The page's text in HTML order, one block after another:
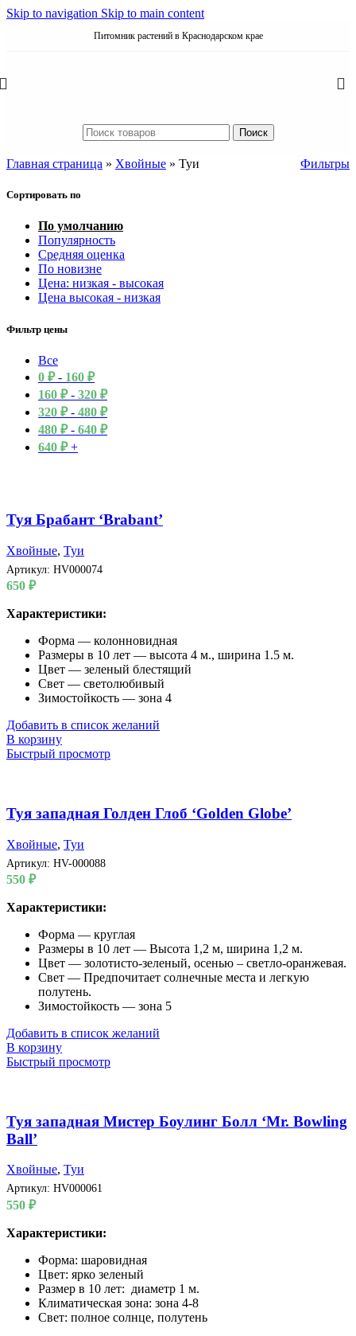
Skip to navigation Skip to main content
Питомник растений в Краснодарском крае
Поиск
Главная страница » Хвойные » Туи Фильтры
Сортировать по
По умолчанию
Популярность
Средняя оценка
По новизне
Цена: низкая - высокая
Цена высокая - низкая
Фильтр цены
Все
0 ₽- 160 ₽
160 ₽- 320 ₽
320 ₽- 480 ₽
480 ₽- 640 ₽
640 ₽+
Туя Брабант ‘Brabant’
Хвойные, Туи
Артикул: HV000074
650 ₽
Характеристики:
Форма — колонновидная
Размеры в 10 лет — высота 4 м., ширина 1.5 м.
Цвет — зеленый блестящий
Свет — светолюбивый
Зимостойкость — зона 4
Добавить в список желаний
В корзину
Быстрый просмотр
Туя западная Голден Глоб ‘Golden Globe’
Хвойные, Туи
Артикул: HV-000088
550 ₽
Характеристики:
Форма — круглая
Размеры в 10 лет — Высота 1,2 м, ширина 1,2 м.
Цвет — золотисто-зеленый, осенью – светло-оранжевая.
Свет — Предпочитает солнечные места и легкую
полутень.
Зимостойкость — зона 5
Добавить в список желаний
В корзину
Быстрый просмотр
Туя западная Мистер Боулинг Болл ‘Mr. Bowling
Ball’
Хвойные, Туи
Артикул: HV000061
550 ₽
Характеристики:
Форма: шаровидная
Цвет: ярко зеленый
Размер в 10 лет: диаметр 1 м.
Климатическая зона: зона 4-8
Свет: полное солнце, полутень